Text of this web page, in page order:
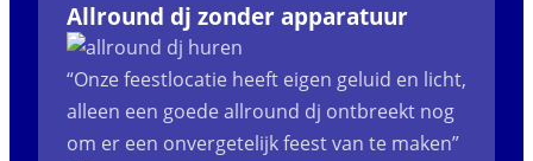
Allround dj zonder apparatuur
“Onze feestlocatie heeft eigen geluid en licht,
alleen een goede allround dj ontbreekt nog
om er een onvergetelijk feest van te maken”